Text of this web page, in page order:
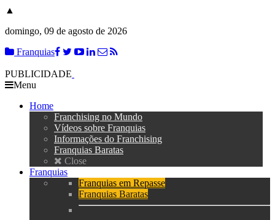
▲
domingo, 09 de agosto de 2026
Franquias
PUBLICIDADE
Menu
Home
Franchising no Mundo
Vídeos sobre Franquias
Informações do Franchising
Franquias Baratas
Close
Franquias
Franquias em Repasse
Franquias Baratas